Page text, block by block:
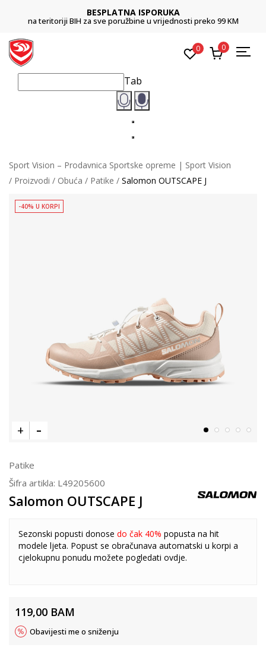
BESPLATNA ISPORUKA
na teritoriji BIH za sve poružbine u vrijednosti preko 99 KM
0 0
Tab
Sport Vision – Prodavnica Sportske opreme | Sport Vision
Proizvodi
Obuća Patike Salomon OUTSCAPE J
-40% U KORPI
Patike
Šifra artikla: L49205600
Salomon OUTSCAPE J
Sezonski popusti donose do čak 40% popusta na hit
modele ljeta. Popust se obračunava automatski u korpi a
cjelokupnu ponudu možete pogledati ovdje.
119,00 BAM
Obavijesti me o sniženju